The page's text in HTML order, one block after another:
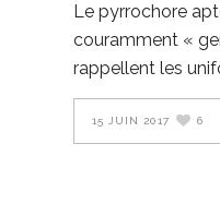
Le pyrrochore
couramment «
rappellent les
15 JUIN 2017 6